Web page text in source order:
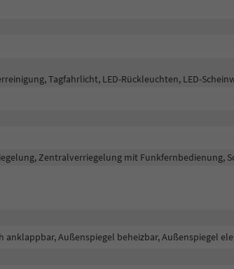
Tagfahrlicht, LED-Rückleuchten, LED-
Zentralverriegelung mit Funkfernbedienung,
anklappbar, Außenspiegel beheizbar, Außenspiegel